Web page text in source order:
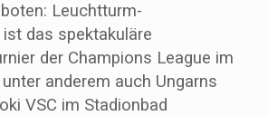
Leuchtturm-
das spektakuläre
der Champions League im
anderem auch Ungarns
VSC im Stadionbad